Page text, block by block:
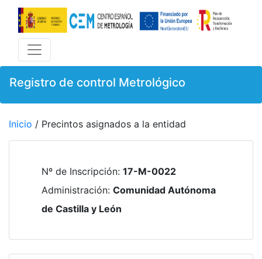
Registro de control Metrológico
Inicio / Precintos asignados a la entidad
Nº de Inscripción: 17-M-0022
Administración: Comunidad Autónoma
de Castilla y León